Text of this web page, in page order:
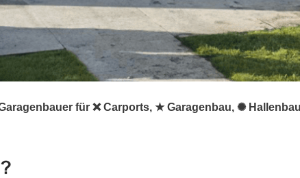
für ❌ Carports, ★ Garagenbau, ✺